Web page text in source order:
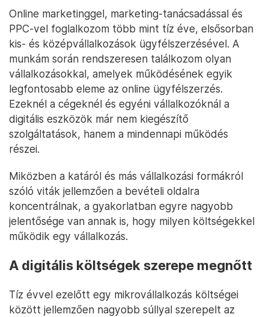
Online marketinggel, marketing-tanácsadással és
PPC-vel foglalkozom több mint tíz éve, elsősorban
kis- és középvállalkozások ügyfélszerzésével. A
munkám során rendszeresen találkozom olyan
vállalkozásokkal, amelyek működésének egyik
legfontosabb eleme az online ügyfélszerzés.
Ezeknél a cégeknél és egyéni vállalkozóknál a
digitális eszközök már nem kiegészítő
szolgáltatások, hanem a mindennapi működés
részei.
Miközben a katáról és más vállalkozási formákról
szóló viták jellemzően a bevételi oldalra
koncentrálnak, a gyakorlatban egyre nagyobb
jelentősége van annak is, hogy milyen költségekkel
működik egy vállalkozás.
A digitális költségek szerepe megnőtt
Tíz évvel ezelőtt egy mikrovállalkozás költségei
között jellemzően nagyobb súllyal szerepelt az